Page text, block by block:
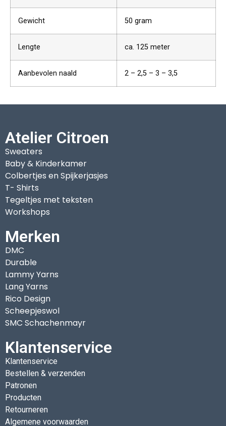
Gewicht 50 gram
Lengte ca. 125 meter
Aanbevolen naald 2 – 2,5 – 3 – 3,5
Atelier Citroen
Sweaters
Baby & Kinderkamer
Colbertjes en Spijkerjasjes
T- Shirts
Tegeltjes met teksten
Workshops
Merken
DMC
Durable
Lammy Yarns
Lang Yarns
Rico Design
Scheepjeswol
SMC Schachenmayr
Klantenservice
Klantenservice
Bestellen & verzenden
Patronen
Producten
Retourneren
Algemene voorwaarden